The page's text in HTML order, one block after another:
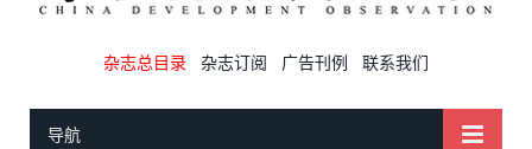
杂志总目录 杂志订阅 广告刊例 联系我们
导航